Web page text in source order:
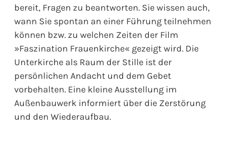
bereit, Fragen zu beantworten. Sie wissen auch,
wann Sie spontan an einer Führung teilnehmen
können bzw. zu welchen Zeiten der Film
»Faszination Frauenkirche« gezeigt wird. Die
Unterkirche als Raum der Stille ist der
persönlichen Andacht und dem Gebet
vorbehalten. Eine kleine Ausstellung im
Außenbauwerk informiert über die Zerstörung
und den Wiederaufbau.